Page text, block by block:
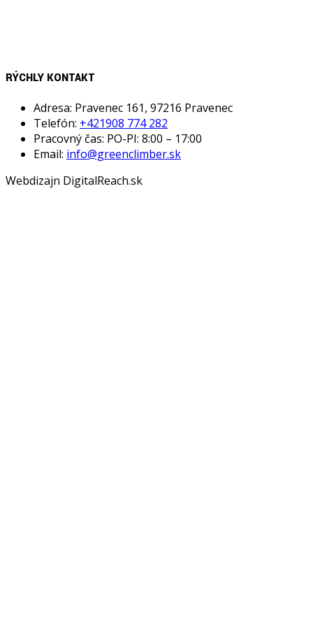
RÝCHLY KONTAKT
Adresa: Pravenec 161, 97216 Pravenec
Telefón: +421908 774 282
Pracovný čas: PO-PI: 8:00 – 17:00
Email: info@greenclimber.sk
Webdizajn DigitalReach.sk